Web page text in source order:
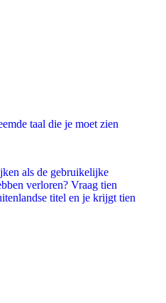
taal die je moet zien
als de gebruikelijke
verloren? Vraag tien
titel en je krijgt tien